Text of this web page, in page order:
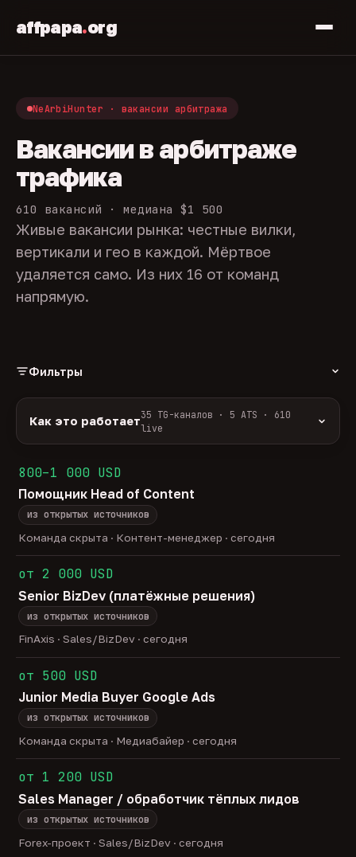
affpapa.org
NeArbiHunter · вакансии арбитража
Вакансии в арбитраже
трафика
610 вакансий · медиана $1 500
Живые вакансии рынка: честные вилки,
вертикали и гео в каждой. Мёртвое
удаляется само. Из них 16 от команд
напрямую.
Фильтры
удалённо537 гибрид
ГРЕЙД
junior37 middle257
head 19
только с зарплатой
Как это работает35 TG-каналов · 5 ATS · 610
live
ArbiHunter, Партнёркин и ATS-площадки
(Greenhouse, Himalayas и другие).
Разбор: нейронка разбирает сырец каждые 30
минут — роль, вертикаль, формат, вилка, грейд.
Скам-фильтр:
обещаний гарантированного дохода, без увода в
Свежесть:протухшее удаляется автоматически
через 30 дней.
35 TG-каналов ·5ATS-площадок ·
800–1 000 USD
Помощник Head of Content
из открытых источников
Команда скрыта · Контент-менеджер · сегодня
от 2 000 USD
Senior BizDev (платёжные решения)
из открытых источников
FinAxis · Sales/BizDev · сегодня
от 500 USD
Junior Media Buyer Google Ads
из открытых источников
Команда скрыта · Медиабайер · сегодня
от 1 200 USD
Sales Manager / обработчик тёплых лидов
из открытых источников
Forex-проект · Sales/BizDev · сегодня